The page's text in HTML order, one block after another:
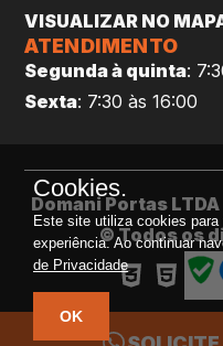
VISUALIZAR NO
ATENDIMENTO
Segunda à quinta:
Sexta: 7:30 às 16:00
Domani Portas LTDA
© Todos os
Cookies.
Este site utiliza cookies
experiência. Ao continuar
de Privacidade
OK